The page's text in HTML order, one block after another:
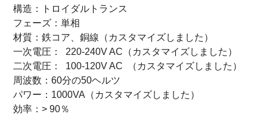
構造：トロイダルトランス
フェーズ：単相
材質：鉄コア、銅線（カスタマイズしました）
一次電圧： 220-240V AC （カスタマイズしました）
二次電圧： 100-120V AC （カスタマイズしました）
周波数：60分の50ヘルツ
パワー：1000VA（カスタマイズしました）
効率：> 90％